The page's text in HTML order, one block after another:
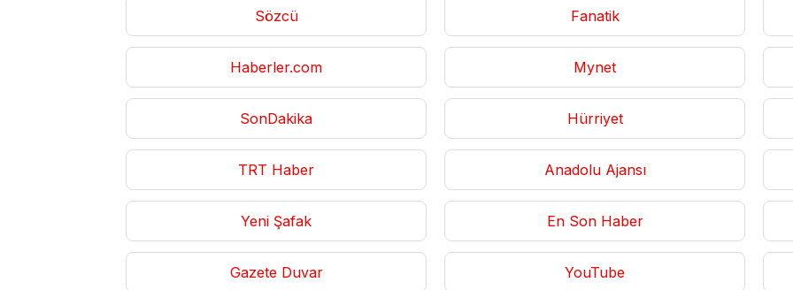
Sözcü Fanatik
Haberler.com Mynet
SonDakika Hürriyet
TRT Haber Anadolu Ajansı
Yeni Şafak En Son Haber
Gazete Duvar YouTube